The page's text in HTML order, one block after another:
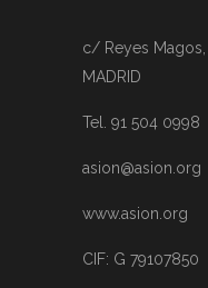
c/ Reyes Magos,
MADRID
Tel. 91 504 0998
asion@asion.org
www.asion.org
CIF: G 79107850